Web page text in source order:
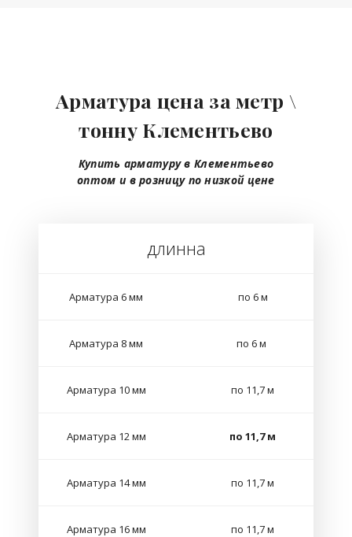
Арматура цена за метр \
тонну Клементьево
Купить арматуру в Клементьево
оптом и в розницу по низкой цене
длинна
Арматура 6 мм по 6 м
Арматура 8 мм по 6 м
Арматура 10 мм по 11,7 м
Арматура 12 мм по 11,7 м
Арматура 14 мм по 11,7 м
Арматура 16 мм по 11,7 м